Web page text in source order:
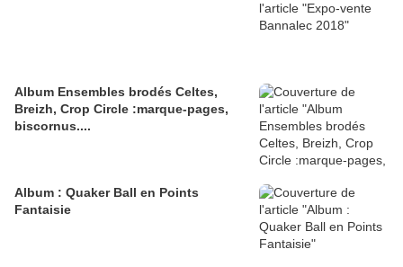
Album Ensembles brodés Celtes,
Breizh, Crop Circle :marque-pages,
biscornus....
Album : Quaker Ball en Points
Fantaisie